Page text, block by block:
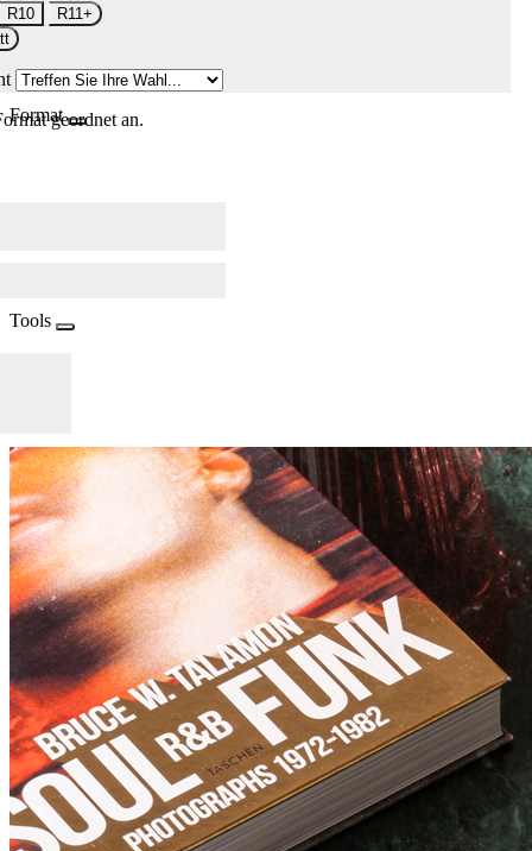
R10
R11+
Formatgeordnet an.
Tools